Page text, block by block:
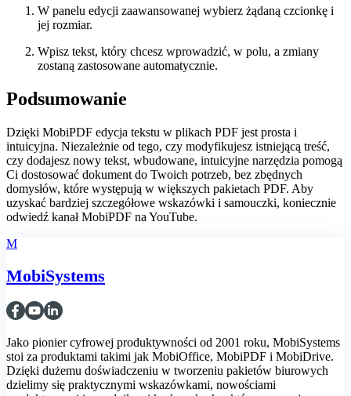
W panelu edycji zaawansowanej wybierz żądaną czcionkę i
jej rozmiar.
Wpisz tekst, który chcesz wprowadzić, w polu, a zmiany
zostaną zastosowane automatycznie.
Podsumowanie
Dzięki MobiPDF edycja tekstu w plikach PDF jest prosta i
intuicyjna. Niezależnie od tego, czy modyfikujesz istniejącą treść,
czy dodajesz nowy tekst, wbudowane, intuicyjne narzędzia pomogą
Ci dostosować dokument do Twoich potrzeb, bez zbędnych
domysłów, które występują w większych pakietach PDF. Aby
uzyskać bardziej szczegółowe wskazówki i samouczki, koniecznie
odwiedź kanał MobiPDF na YouTube.
M
MobiSystems
Jako pionier cyfrowej produktywności od 2001 roku, MobiSystems
stoi za produktami takimi jak MobiOffice, MobiPDF i MobiDrive.
Dzięki dużemu doświadczeniu w tworzeniu pakietów biurowych
dzielimy się praktycznymi wskazówkami, nowościami